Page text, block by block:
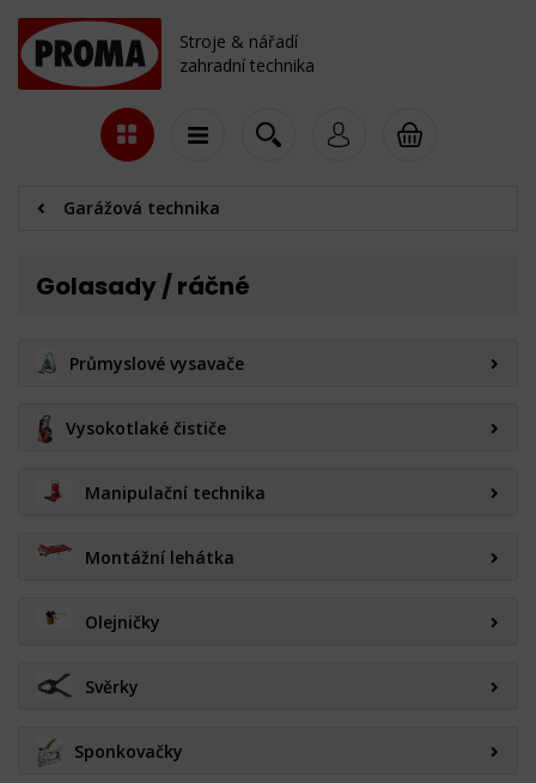
Stroje & nářadí
zahradní technika
Garážová technika
Golasady / ráčné
Průmyslové vysavače
Vysokotlaké čističe
Manipulační technika
Montážní lehátka
Olejničky
Svěrky
Sponkovačky